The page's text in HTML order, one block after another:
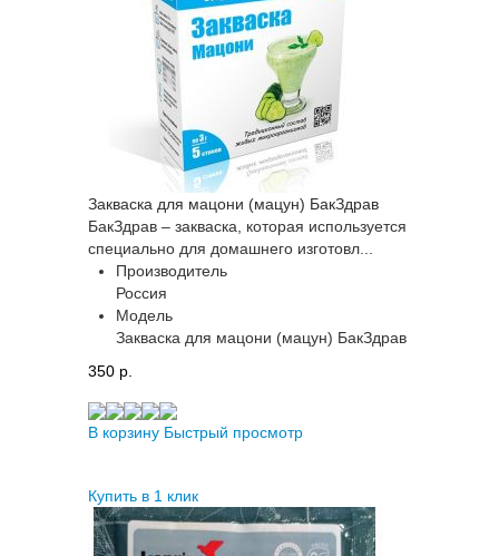
Закваска для мацони (мацун) БакЗдрав
БакЗдрав – закваска, которая используется
специально для домашнего изготовл...
Производитель
Россия
Модель
Закваска для мацони (мацун) БакЗдрав
350 p.
В корзину Быстрый просмотр
Купить в 1 клик